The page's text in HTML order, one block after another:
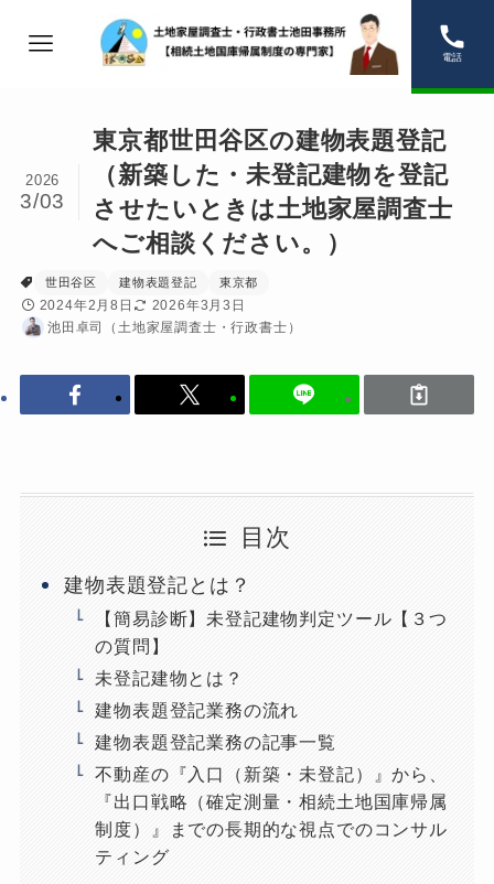
電話
東京都世田谷区の建物表題登記
（新築した・未登記建物を登記
させたいときは土地家屋調査士
へご相談ください。）
2026
3/03
世田谷区 建物表題登記 東京都
2024年2月8日
2026年3月3日
池田卓司（土地家屋調査士・行政書士）
目次
建物表題登記とは？
【簡易診断】未登記建物判定ツール【３つ
の質問】
未登記建物とは？
建物表題登記業務の流れ
建物表題登記業務の記事一覧
不動産の『入口（新築・未登記）』から、
『出口戦略（確定測量・相続土地国庫帰属
制度）』までの長期的な視点でのコンサル
ティング